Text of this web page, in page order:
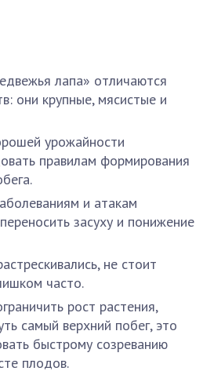
лапа» отличаются
они крупные, мясистые и
урожайности
правилам формирования
и атакам
засуху и понижение
не стоит
часто.
рост растения,
самый верхний побег, это
быстрому созреванию
плодов.